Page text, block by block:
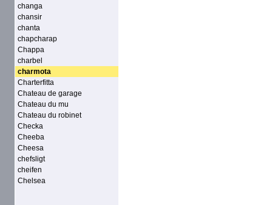
changa
chansir
chanta
chapcharap
Chappa
charbel
charmota
Charterfitta
Chateau de garage
Chateau du mu
Chateau du robinet
Checka
Cheeba
Cheesa
chefsligt
cheifen
Chelsea